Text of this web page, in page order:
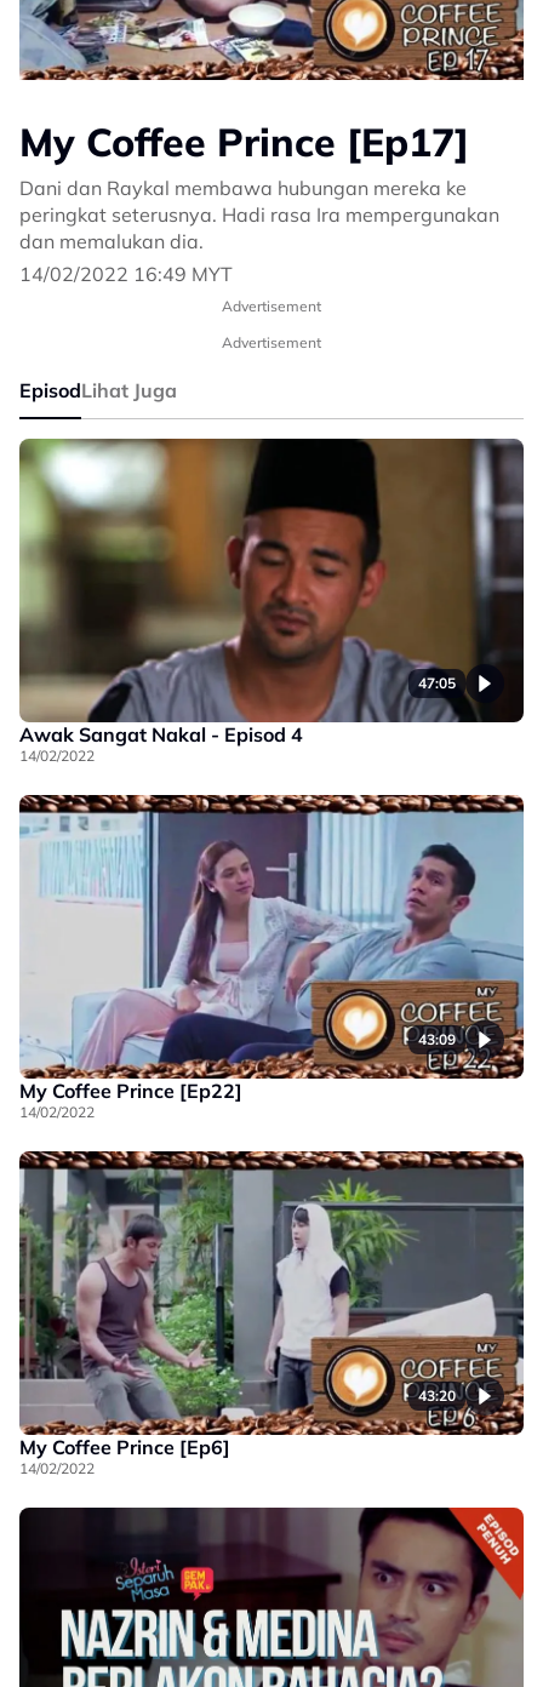
My Coffee Prince [Ep17]
Dani dan Raykal membawa hubungan mereka ke
peringkat seterusnya. Hadi rasa Ira mempergunakan
dan memalukan dia.
14/02/2022 16:49 MYT
Advertisement
Advertisement
EpisodLihat Juga
47:05
Awak Sangat Nakal - Episod 4
14/02/2022
43:09
My Coffee Prince [Ep22]
14/02/2022
43:20
My Coffee Prince [Ep6]
14/02/2022